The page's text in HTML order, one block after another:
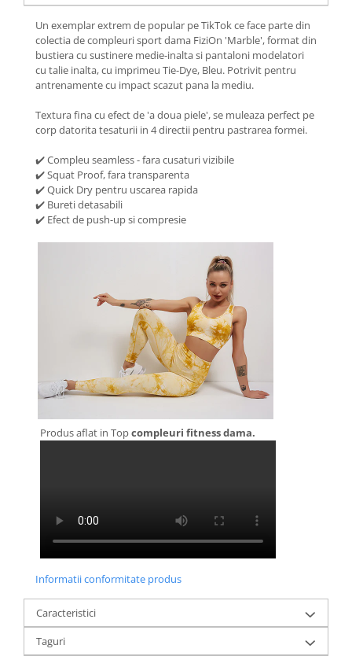
Un exemplar extrem de popular pe TikTok ce face parte din
colectia de compleuri sport dama FiziOn 'Marble', format din
bustiera cu sustinere medie-inalta si pantaloni modelatori
cu talie inalta, cu imprimeu Tie-Dye, Bleu. Potrivit pentru
antrenamente cu impact scazut pana la mediu.
Textura fina cu efect de 'a doua piele', se muleaza perfect pe
corp datorita tesaturii in 4 directii pentru pastrarea formei.
✔️ Compleu seamless - fara cusaturi vizibile
✔️ Squat Proof, fara transparenta
✔️ Quick Dry pentru uscarea rapida
✔️ Bureti detasabili
✔️ Efect de push-up si compresie
Produs aflat in Topcompleuri fitness dama.
Informatii conformitate produs
Caracteristici
Taguri